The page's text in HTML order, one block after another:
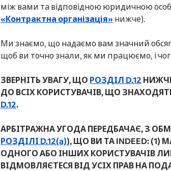
між вами та відповідною юридичною
«Контрактна організація» нижче).
Ми знаємо, що надаємо вам значний
щоб ви точно знали, як ми працюємо, і
ЗВЕРНІТЬ УВАГУ, ЩО РОЗДІЛ D.12
ДО ВСІХ КОРИСТУВАЧІВ, ЩО
D.12.
АРБІТРАЖНА УГОДА ПЕРЕДБАЧАЄ, З
РОЗДІЛІ D.12(a)), ЩО ВИ ТА INDEED:
ОДНОГО АБО ІНШИХ КОРИСТУВАЧІВ
ВІДМОВЛЯЄТЕСЯ ВІД УСІХ ПРАВ НА